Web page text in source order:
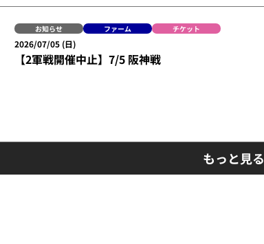
お知らせ ファーム チケット
2026/07/05 (日)
【2軍戦開催中止】7/5 阪神戦
もっと見る